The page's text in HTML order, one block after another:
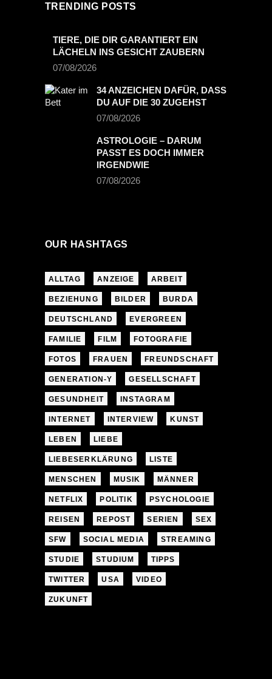
TRENDING POSTS
TIERE, DIE DIR GARANTIERT EIN
LÄCHELN INS GESICHT ZAUBERN
07/08/2026
34 ANZEICHEN DAFÜR, DASS
DU AUF DIE 30 ZUGEHST
07/08/2026
ASTROLOGIE – DARUM
PASST ES DOCH IMMER
IRGENDWIE
07/08/2026
OUR HASHTAGS
ALLTAG ANZEIGE ARBEIT
BEZIEHUNG BILDER BURDA
DEUTSCHLAND EVERGREEN
FAMILIE FILM FOTOGRAFIE
FOTOS FRAUEN FREUNDSCHAFT
GENERATION-Y GESELLSCHAFT
GESUNDHEIT INSTAGRAM
INTERNET INTERVIEW KUNST
LEBEN LIEBE
LIEBESERKLÄRUNG LISTE
MENSCHEN MUSIK MÄNNER
NETFLIX POLITIK PSYCHOLOGIE
REISEN REPOST SERIEN SEX
SFW SOCIAL MEDIA STREAMING
STUDIE STUDIUM TIPPS
TWITTER USA VIDEO
ZUKUNFT